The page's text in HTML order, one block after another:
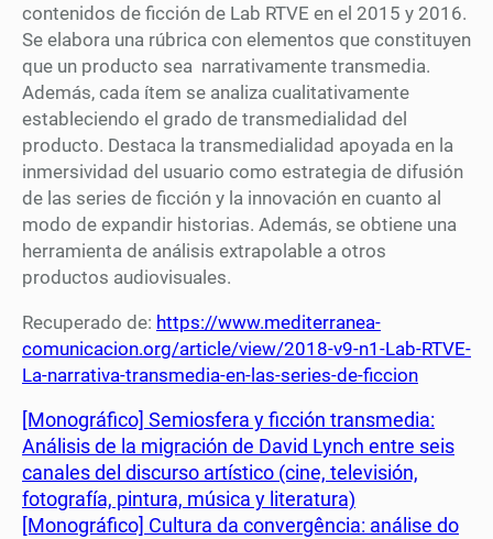
contenidos de ficción de Lab RTVE en el 2015 y 2016.
Se elabora una rúbrica con elementos que constituyen
que un producto sea narrativamente transmedia.
Además, cada ítem se analiza cualitativamente
estableciendo el grado de transmedialidad del
producto. Destaca la transmedialidad apoyada en la
inmersividad del usuario como estrategia de difusión
de las series de ficción y la innovación en cuanto al
modo de expandir historias. Además, se obtiene una
herramienta de análisis extrapolable a otros
productos audiovisuales.
Recuperado de: https://www.mediterranea-
comunicacion.org/article/view/2018-v9-n1-Lab-RTVE-
La-narrativa-transmedia-en-las-series-de-ficcion
[Monográfico] Semiosfera y ficción transmedia:
Análisis de la migración de David Lynch entre seis
canales del discurso artístico (cine, televisión,
fotografía, pintura, música y literatura)
[Monográfico] Cultura da convergência: análise do